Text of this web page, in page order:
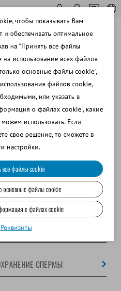
СПЕРМЫ
чтобы показывать Вам
и обеспечивать оптимальное
на "Принять все файлы
на использование всех файлов
основные файлы cookie",
файлов cookie,
или указать в
о файлах cookie", какие
использовать. Если
свое решение, то сможете в
настройки.
все файлы cookie
основные файлы cookie
о файлах cookie
Реквизиты